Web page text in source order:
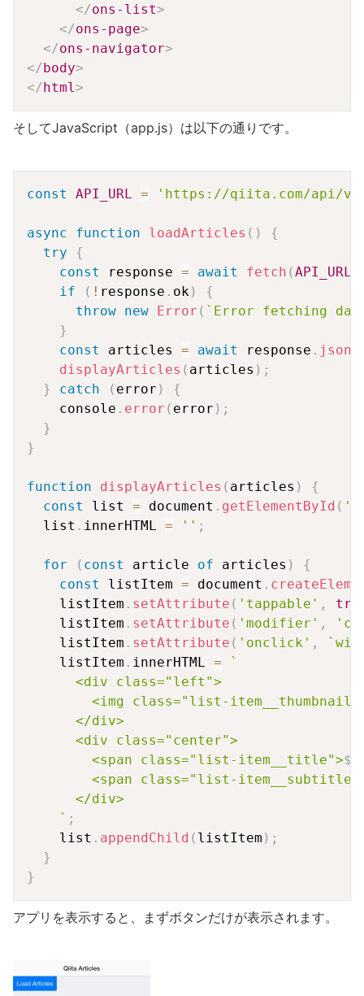
</ons-list>
</ons-page>
</ons-navigator>
</body>
</html >
そしてJavaScript（app.js）は以下の通りです。
const API_URL = 'https://qiita.com/api/
async function loadArticles ( )
{
try
{
const
response = await fetch (API_URL
if
( ! response . ok )
{
throw new Error ( ` Error fetching
}
const
articles = await response . json
displayArticles ( articles ) ;
}
catch ( error )
{
    console
. error ( error ) ;
}
}
function displayArticles ( articles )
{
const
list = document . getElementById (
  list
. innerHTML = '' ;
for ( const article of articles )
{
const
listItem = document .
    listItem
. setAttribute ( 'tappable' ,
    listItem
. setAttribute ( 'modifier' ,
    listItem
. setAttribute ( 'onclick' , `
    listItem
. innerHTML =
`
      <div class="left">
<img class="list-item__thumbnail"
      </div>
      <div class="center">
        <span class="list-item__title">
${
<span class="list-
      </div>
` ;
    list
. appendChild ( listItem ) ;
}
}
アプリを表示すると、まずボタンだけが表示されます。